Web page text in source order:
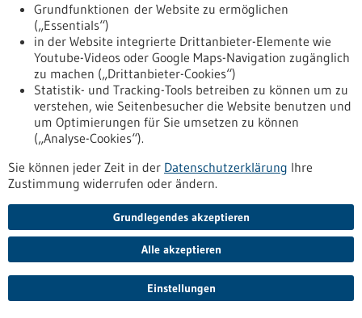
bw.de/fachbeitrag/pm/software-optimiert-simulationen-des-
gehirns
Pressemitteilung - 13.11.2025
SYMPATHJA: Sensorbasiertes
Diagnostiksystem für Jugendliche mit
psychischen Erkrankungen
Ein neues sensorbasiertes Diagnostiksystem soll helfen,
unter anderem Jugendliche mit Psychosen besser zu
Bewegungsabläufe der Patienten zu analysieren, da diese bei
psychotischen Erkrankungen verändert sein können, und so
beispielsweise frühzeitig Hinweise für Therapieverläufe
liefern. Das Diagnostiksystem soll auch außerhalb der Klinik
alltagstauglich eingesetzt werden können.
https://www.gesundheitsindustrie-
Grundfunktionen der Website zu ermöglichen
(„Essentials“)
in der Website integrierte Drittanbieter-Elemente wie
Youtube-Videos oder Google Maps-Navigation zugänglich
zu machen („Drittanbieter-Cookies“)
Statistik- und Tracking-Tools betreiben zu können um zu
verstehen, wie Seitenbesucher die Website benutzen und
um Optimierungen für Sie umsetzen zu können
(„Analyse-Cookies“).
Sie können jeder Zeit in der Datenschutzerklärung Ihre
Zustimmung widerrufen oder ändern.
Grundlegendes akzeptieren
Alle akzeptieren
Einstellungen